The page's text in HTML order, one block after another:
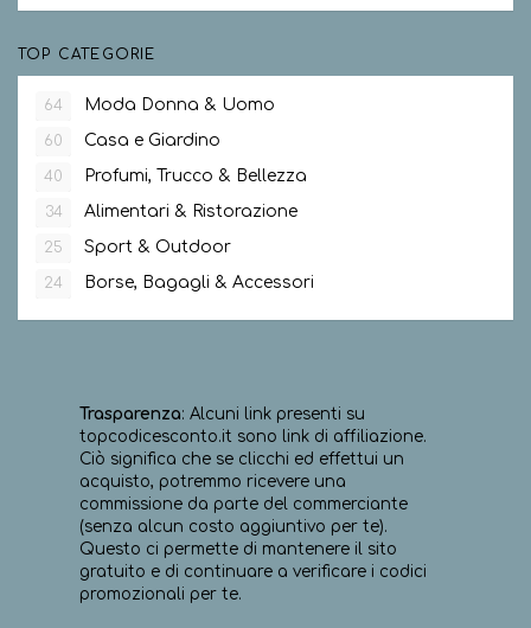
TOP CATEGORIE
64 Moda Donna & Uomo
60 Casa e Giardino
40 Profumi, Trucco & Bellezza
34 Alimentari & Ristorazione
25 Sport & Outdoor
24 Borse, Bagagli & Accessori
Trasparenza: Alcuni link presenti su
topcodicesconto.it sono link di affiliazione.
Ciò significa che se clicchi ed effettui un
acquisto, potremmo ricevere una
commissione da parte del commerciante
(senza alcun costo aggiuntivo per te).
Questo ci permette di mantenere il sito
gratuito e di continuare a verificare i codici
promozionali per te.